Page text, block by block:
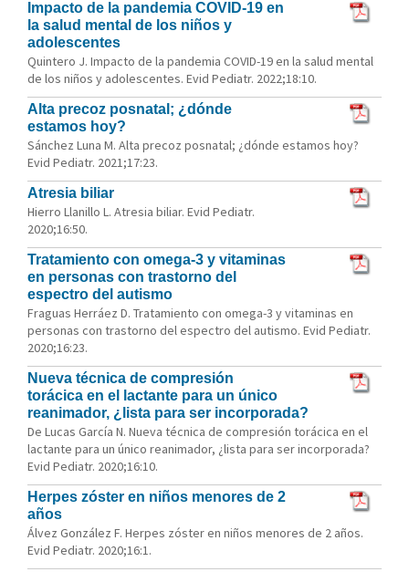
Impacto de la pandemia COVID-19 en
la salud mental de los niños y
adolescentes
Quintero J. Impacto de la pandemia COVID-19 en la salud mental
de los niños y adolescentes. Evid Pediatr. 2022;18:10.
Alta precoz posnatal; ¿dónde
estamos hoy?
Sánchez Luna M. Alta precoz posnatal; ¿dónde estamos hoy?
Evid Pediatr. 2021;17:23.
Atresia biliar
Hierro Llanillo L. Atresia biliar. Evid Pediatr.
2020;16:50.
Tratamiento con omega-3 y vitaminas
en personas con trastorno del
espectro del autismo
Fraguas Herráez D. Tratamiento con omega-3 y vitaminas en
personas con trastorno del espectro del autismo. Evid Pediatr.
2020;16:23.
Nueva técnica de compresión
torácica en el lactante para un único
reanimador, ¿lista para ser incorporada?
De Lucas García N. Nueva técnica de compresión torácica en el
lactante para un único reanimador, ¿lista para ser incorporada?
Evid Pediatr. 2020;16:10.
Herpes zóster en niños menores de 2
años
Álvez González F. Herpes zóster en niños menores de 2 años.
Evid Pediatr. 2020;16:1.